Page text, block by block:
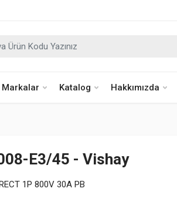
Markalar Katalog Hakkımızda
E3/45 - Vishay
1P 800V 30A PB